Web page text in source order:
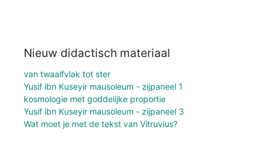
Nieuw didactisch materiaal
van twaalfvlak tot ster
Yusif ibn Kuseyir mausoleum - zijpaneel 1
kosmologie met goddelijke proportie
Yusif ibn Kuseyir mausoleum - zijpaneel 3
Wat moet je met de tekst van Vitruvius?